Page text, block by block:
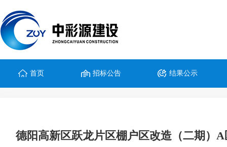
首页 招标公告 结果公示
德阳高新区跃龙片区棚户区改造（二期）